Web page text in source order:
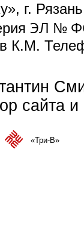
г.
ЭЛ №
К.М.
сайта
is external)«Три-В»